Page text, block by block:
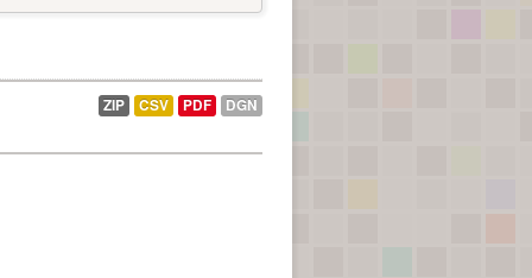
ZIP CSV PDF DGN